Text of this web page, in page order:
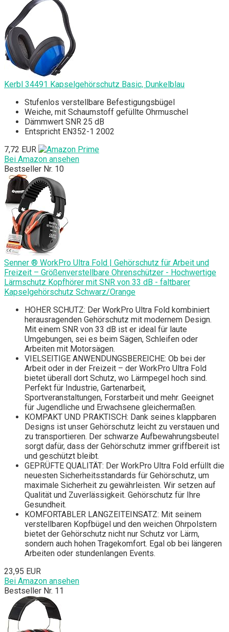
Kerbl 34491 Kapselgehörschutz Basic, Dunkelblau
Stufenlos verstellbare Befestigungsbügel
Weiche, mit Schaumstoff gefüllte Ohrmuschel
Dämmwert SNR 25 dB
Entspricht EN352-1 2002
7,72 EUR
Bei Amazon ansehen
Bestseller Nr. 10
Senner ® WorkPro Ultra Fold | Gehörschutz für Arbeit und
Freizeit – Größenverstellbare Ohrenschützer - Hochwertige
Lärmschutz Kopfhörer mit SNR von 33 dB - faltbarer
Kapselgehörschutz Schwarz/Orange
HOHER SCHUTZ: Der WorkPro Ultra Fold kombiniert
herausragenden Gehörschutz mit modernem Design.
Mit einem SNR von 33 dB ist er ideal für laute
Umgebungen, sei es beim Sägen, Schleifen oder
Arbeiten mit Motorsägen.
VIELSEITIGE ANWENDUNGSBEREICHE: Ob bei der
Arbeit oder in der Freizeit – der WorkPro Ultra Fold
bietet überall dort Schutz, wo Lärmpegel hoch sind.
Perfekt für Industrie, Gartenarbeit,
Sportveranstaltungen, Forstarbeit und mehr. Geeignet
für Jugendliche und Erwachsene gleichermaßen.
KOMPAKT UND PRAKTISCH: Dank seines klappbaren
Designs ist unser Gehörschutz leicht zu verstauen und
zu transportieren. Der schwarze Aufbewahrungsbeutel
sorgt dafür, dass der Gehörschutz immer griffbereit ist
und geschützt bleibt.
GEPRÜFTE QUALITÄT: Der WorkPro Ultra Fold erfüllt die
neuesten Sicherheitsstandards für Gehörschutz, um
maximale Sicherheit zu gewährleisten. Wir setzen auf
Qualität und Zuverlässigkeit. Gehörschutz für Ihre
Gesundheit.
KOMFORTABLER LANGZEITEINSATZ: Mit seinem
verstellbaren Kopfbügel und den weichen Ohrpolstern
bietet der Gehörschutz nicht nur Schutz vor Lärm,
sondern auch hohen Tragekomfort. Egal ob bei längeren
Arbeiten oder stundenlangen Events.
23,95 EUR
Bei Amazon ansehen
Bestseller Nr. 11